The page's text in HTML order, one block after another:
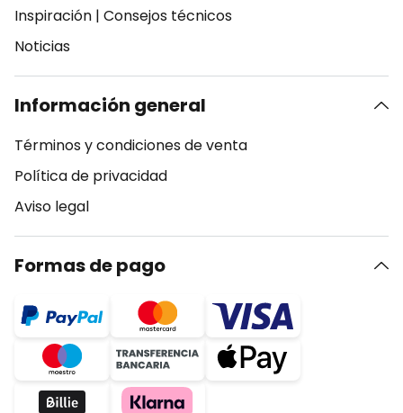
Inspiración | Consejos técnicos
Noticias
Información general
Términos y condiciones de venta
Política de privacidad
Aviso legal
Formas de pago